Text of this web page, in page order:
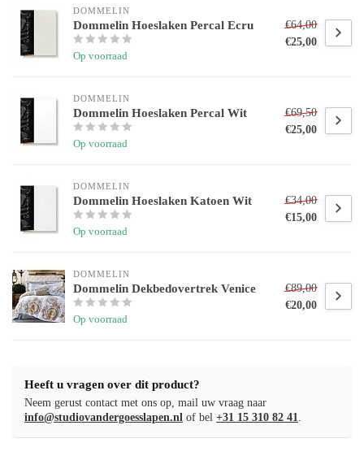
DOMMELIN
Dommelin Hoeslaken Percal Ecru
Op voorraad
€64,00
€25,00
DOMMELIN
Dommelin Hoeslaken Percal Wit
Op voorraad
€69,50
€25,00
DOMMELIN
Dommelin Hoeslaken Katoen Wit
Op voorraad
€34,00
€15,00
DOMMELIN
Dommelin Dekbedovertrek Venice
Op voorraad
€89,00
€20,00
Heeft u vragen over dit product?
Neem gerust contact met ons op, mail uw vraag naar
info@studiovandergoesslapen.nl of bel +31 15 310 82 41.